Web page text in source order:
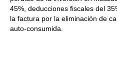
45%, deducciones fiscales del
la factura por la eliminación de
auto-consumida.